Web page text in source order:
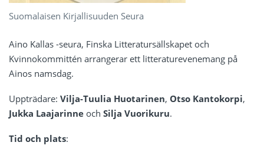
Suomalaisen Kirjallisuuden Seura
Aino Kallas -seura, Finska Litteratursällskapet och
Kvinnokommittén arrangerar ett litteraturevenemang på
Ainos namsdag.
Uppträdare: Vilja-Tuulia Huotarinen, Otso Kantokorpi,
Jukka Laajarinne och Silja Vuorikuru.
Tid och plats: